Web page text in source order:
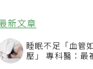
最新文章
睡眠不足「血管
壓」 專科醫：最